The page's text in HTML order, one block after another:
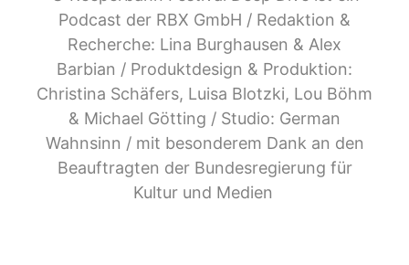
Podcast der RBX GmbH / Redaktion &
Recherche: Lina Burghausen & Alex
Barbian / Produktdesign & Produktion:
Christina Schäfers, Luisa Blotzki, Lou Böhm
& Michael Götting / Studio: German
Wahnsinn / mit besonderem Dank an den
Beauftragten der Bundesregierung für
Kultur und Medien